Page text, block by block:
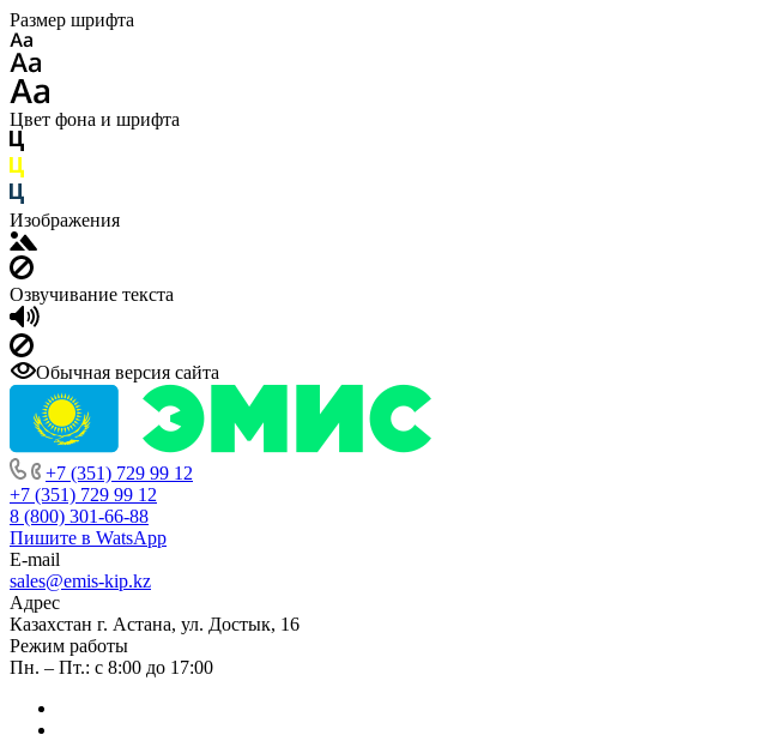
Размер шрифта
Цвет фона и шрифта
Изображения
Озвучивание текста
Обычная версия сайта
+7 (351) 729 99 12
+7 (351) 729 99 12
8 (800) 301-66-88
Пишите в WatsApp
E-mail
sales@emis-kip.kz
Адрес
Казахстан г. Астана, ул. Достык, 16
Режим работы
Пн. – Пт.: с 8:00 до 17:00